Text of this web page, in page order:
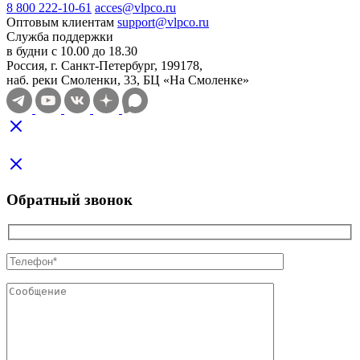
8 800 222-10-61 acces@vlpco.ru
Оптовым клиентам support@vlpco.ru
Служба поддержки
в будни с 10.00 до 18.30
Россия, г. Санкт-Петербург, 199178,
наб. реки Смоленки, 33, БЦ «На Смоленке»
Обратный звонок